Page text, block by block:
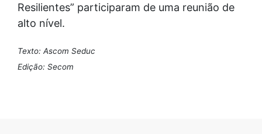
Resilientes” participaram de uma reunião de
alto nível.
Texto: Ascom Seduc
Edição: Secom